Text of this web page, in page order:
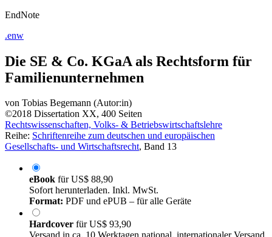
EndNote
.enw
Die SE & Co. KGaA als Rechtsform für
Familienunternehmen
von Tobias Begemann (Autor:in)
©2018 Dissertation XX, 400 Seiten
Rechtswissenschaften, Volks- & Betriebswirtschaftslehre
Reihe: Schriftenreihe zum deutschen und europäischen
Gesellschafts- und Wirtschaftsrecht, Band 13
eBook fürUS$ 88,90
Sofort herunterladen. Inkl. MwSt.
Format: PDF und ePUB – für alle Geräte
Hardcover fürUS$ 93,90